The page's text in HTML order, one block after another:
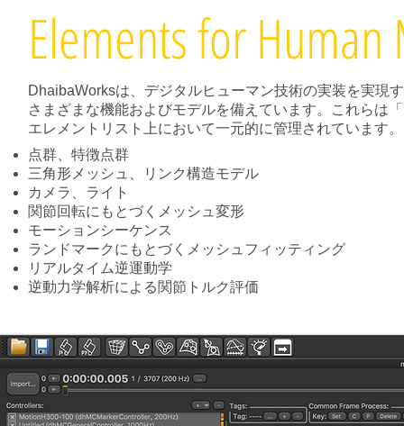
Elements for
DhaibaWorksは、デジタルヒューマン技術の実装を実現
さまざまな機能およびモデルを備えています。これらは
エレメントリスト上において一元的に管理されています。
点群、特徴点群
三角形メッシュ、リンク構造モデル
カメラ、ライト
関節回転にもとづくメッシュ変形
モーションシーケンス
ランドマークにもとづくメッシュフィッティング
リアルタイム逆運動学
逆動力学解析による関節トルク評価